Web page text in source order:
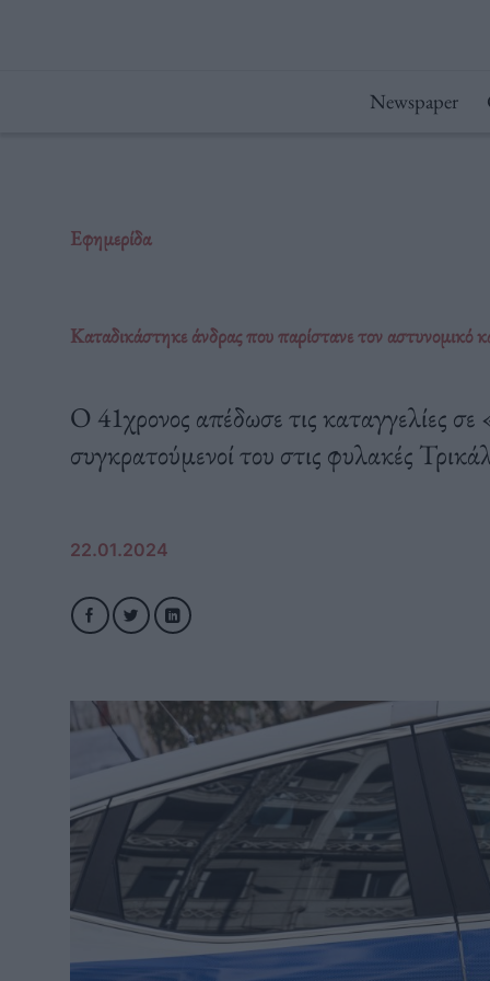
Newspaper
Εφημερίδα
Καταδικάστηκε άνδρας που παρίστανε τον αστυνομικό
Ο 41χρονος απέδωσε τις καταγγελίες
συγκρατούμενοί του στις φυλακές
22.01.2024